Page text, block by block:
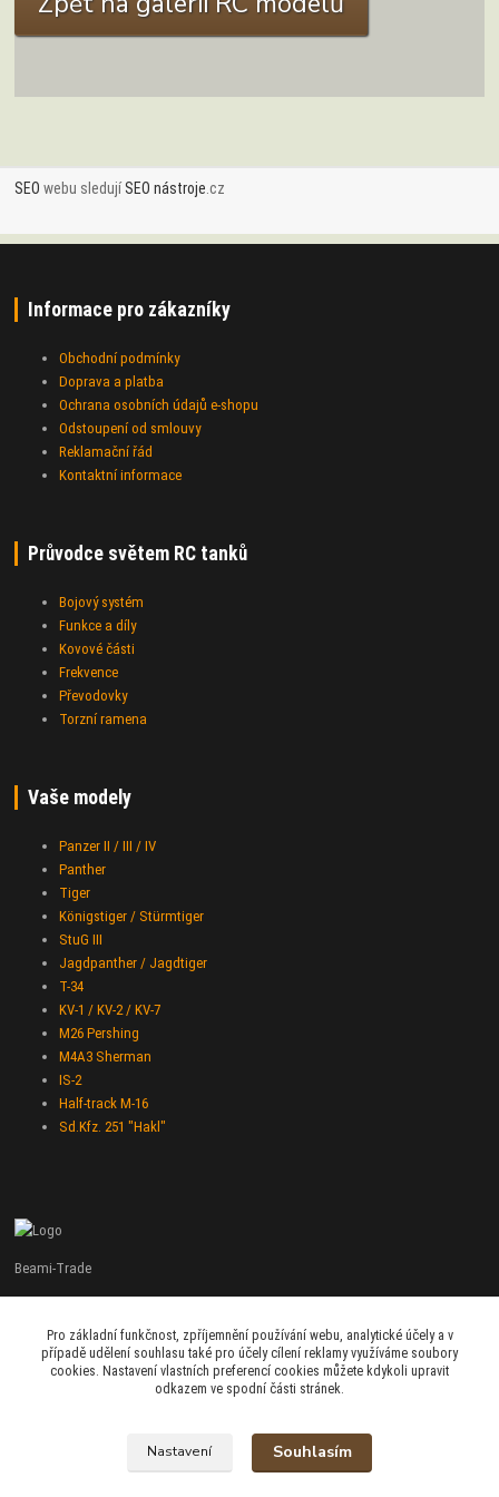
SEO webu sledujíSEO nástroje.cz
Informace pro zákazníky
Obchodní podmínky
Doprava a platba
Ochrana osobních údajů e-shopu
Odstoupení od smlouvy
Reklamační řád
Kontaktní informace
Průvodce světem RC tanků
Bojový systém
Funkce a díly
Kovové části
Frekvence
Převodovky
Torzní ramena
Vaše modely
Panzer II / III / IV
Panther
Tiger
Königstiger / Stürmtiger
StuG III
Jagdpanther / Jagdtiger
T-34
KV-1 / KV-2 / KV-7
M26 Pershing
M4A3 Sherman
IS-2
Half-track M-16
Sd.Kfz. 251 "Hakl"
Beami-Trade
Po - Pá 9:00 - 16:00
admin@beami-trade.cz
Pro základní funkčnost, zpříjemnění používání webu, analytické účely a v
případě udělení souhlasu také pro účely cílení reklamy využíváme soubory
cookies. Nastavení vlastních preferencí cookies můžete kdykoli upravit
odkazem ve spodní části stránek.
Nastavení Souhlasím